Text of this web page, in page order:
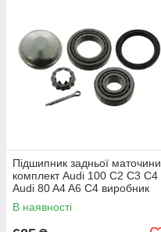
Підшипник задньої маточини
комплект Audi 100 C2 C3 C4
Audi 80 A4 A6 C4 виробник
FAG
В наявності